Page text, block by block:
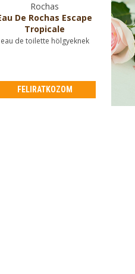
Rochas
De Rochas Escape
Tropicale
eau de toilette hölgyeknek
FELIRATKOZOM